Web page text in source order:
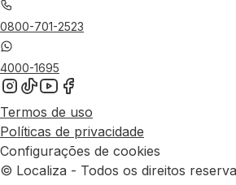
0800-701-2523
4000-1695
Termos de uso
Políticas de privacidade
Configurações de cookies
© Localiza - Todos os direitos